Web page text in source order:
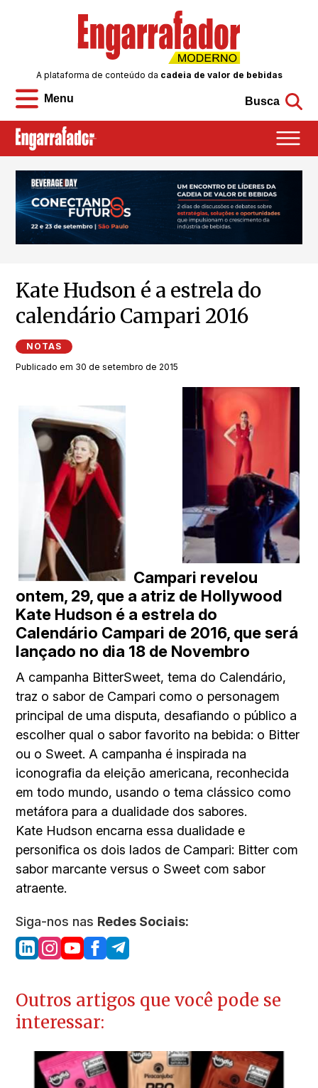
Menu
A plataforma de conteúdo da cadeia de valor de bebidas
Busca
Kate Hudson é a estrela do
calendário Campari 2016
NOTAS
Publicado em 30 de setembro de 2015
Campari revelou
ontem, 29, que a atriz de Hollywood
Kate Hudson é a estrela do
Calendário Campari de 2016, que será
lançado no dia 18 de Novembro
A campanha BitterSweet, tema do Calendário,
traz o sabor de Campari como o personagem
principal de uma disputa, desafiando o público a
escolher qual o sabor favorito na bebida: o Bitter
ou o Sweet. A campanha é inspirada na
iconografia da eleição americana, reconhecida
em todo mundo, usando o tema clássico como
metáfora para a dualidade dos sabores.
Kate Hudson encarna essa dualidade e
personifica os dois lados de Campari: Bitter com
sabor marcante versus o Sweet com sabor
atraente.
Siga-nos nas Redes Sociais:
Outros artigos que você pode se
interessar: